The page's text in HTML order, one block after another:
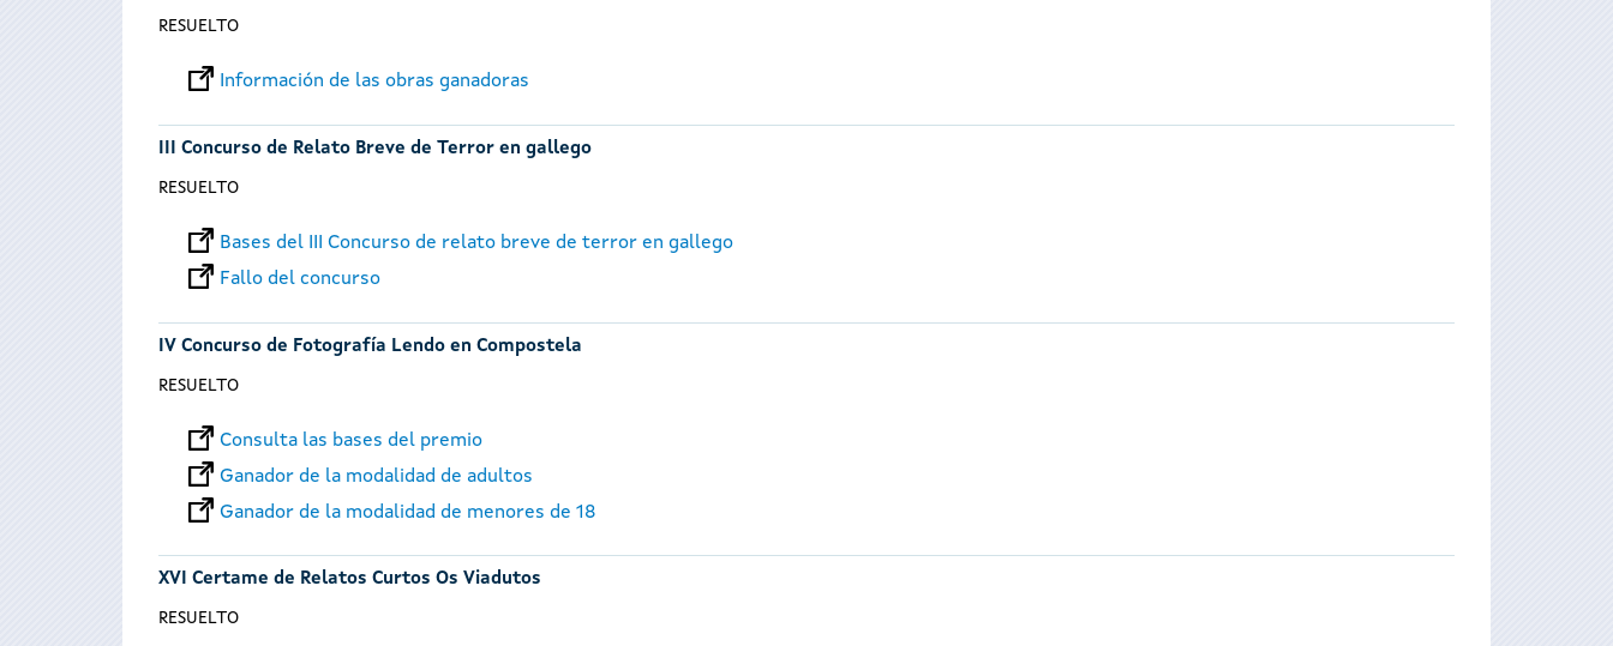
RESUELTO
Información de las obras ganadoras
III Concurso de Relato Breve de Terror en gallego
RESUELTO
Bases del III Concurso de relato breve de terror en gallego
Fallo del concurso
IV Concurso de Fotografía Lendo en Compostela
RESUELTO
Consulta las bases del premio
Ganador de la modalidad de adultos
Ganador de la modalidad de menores de 18
XVI Certame de Relatos Curtos Os Viadutos
RESUELTO